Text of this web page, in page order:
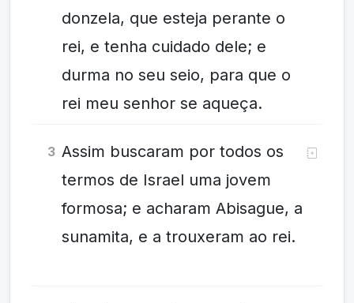
donzela, que esteja perante o
rei, e tenha cuidado dele; e
durma no seu seio, para que o
rei meu senhor se aqueça.
3 Assim buscaram por todos os
termos de Israel uma jovem
formosa; e acharam Abisague, a
sunamita, e a trouxeram ao rei.